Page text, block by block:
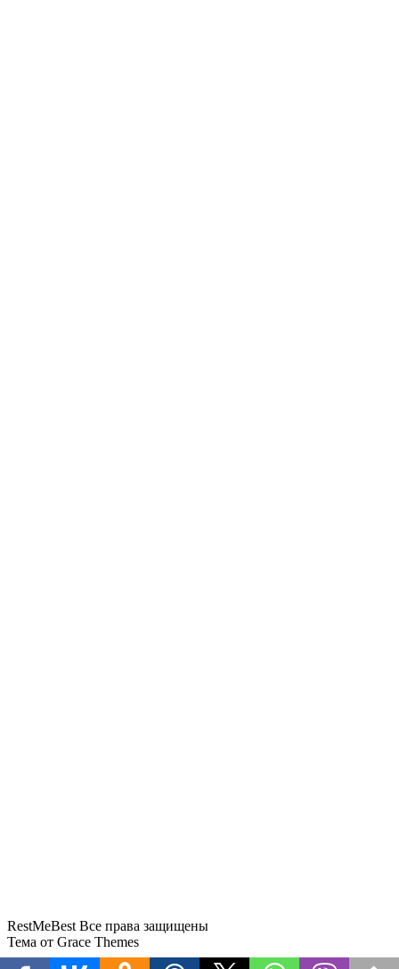
RestMeBest Все права защищены
Тема от Grace Themes